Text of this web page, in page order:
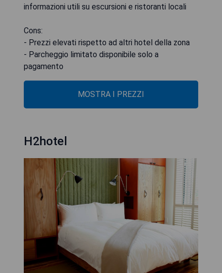
informazioni utili su escursioni e ristoranti locali
Cons:
- Prezzi elevati rispetto ad altri hotel della zona
- Parcheggio limitato disponibile solo a
pagamento
MOSTRA I PREZZI
H2hotel